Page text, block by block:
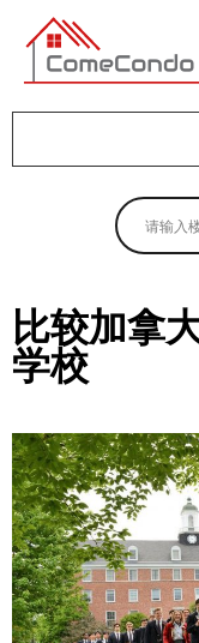
多伦多最新最
买房指南
卖房指南
租房指南
查询房源
比较加拿
学校